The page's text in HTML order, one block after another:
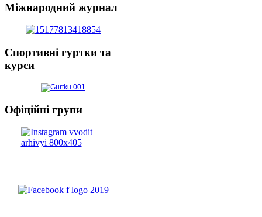
Міжнародний журнал
Спортивнi гуртки та
курси
Офіційні групи